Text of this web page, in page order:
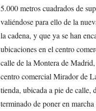
5.000 metros cuadrados de
valiéndose para ello de la
la cadena, y que ya se han
ubicaciones en el centro
calle de la Montera de
centro comercial Mirador de
tienda, ubicada a pie de calle,
terminado de poner en